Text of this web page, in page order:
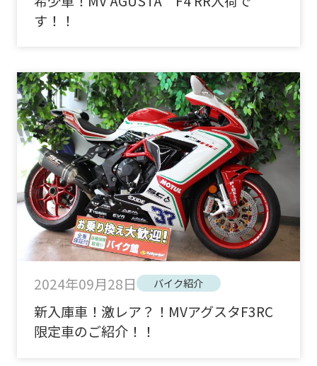
す！！
2024年09月28日 バイク紹介
新入庫車！激レア？！MVアグスタF3RC
限定車のご紹介！！